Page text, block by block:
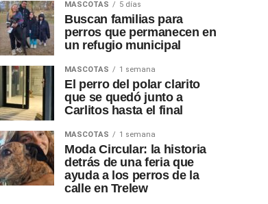
MASCOTAS 5 días
Buscan familias para
perros que permanecen en
un refugio municipal
MASCOTAS 1 semana
El perro del polar clarito
que se quedó junto a
Carlitos hasta el final
MASCOTAS 1 semana
Moda Circular: la historia
detrás de una feria que
ayuda a los perros de la
calle en Trelew